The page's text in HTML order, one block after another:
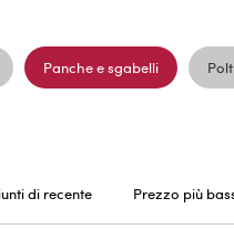
Panche e sgabelli
di recente Prezzo più